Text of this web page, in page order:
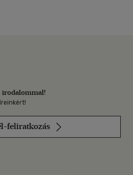
irodalommal!
feliratkozás
ona LinkedInen